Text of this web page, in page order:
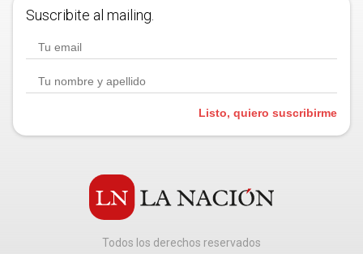
Suscribite al mailing.
Listo, quiero suscribirme
Todos los derechos reservados